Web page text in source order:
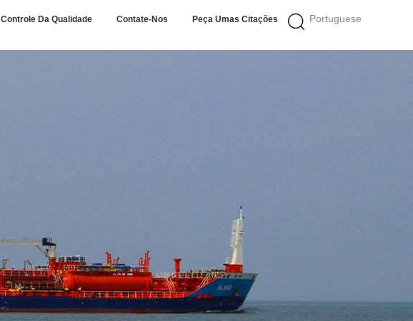
Portuguese
Controle Da Qualidade Contate-Nos Peça Umas Citações